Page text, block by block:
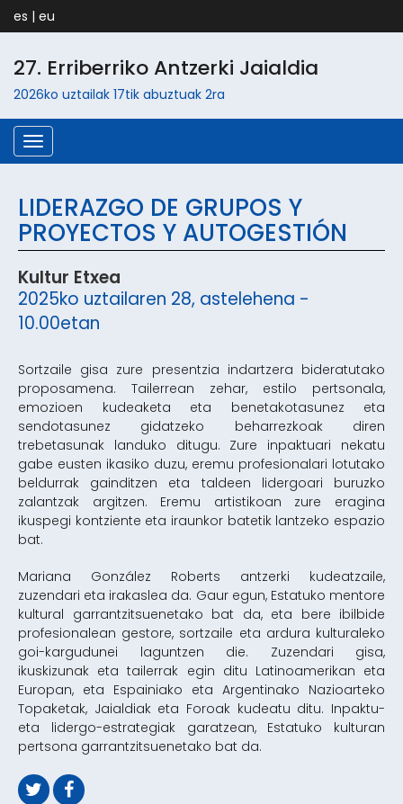
es | eu
27. Erriberriko Antzerki Jaialdia
2026ko uztailak 17tik abuztuak 2ra
Menú
LIDERAZGO DE GRUPOS Y
PROYECTOS Y AUTOGESTIÓN
Kultur Etxea
2025ko uztailaren 28, astelehena -
10.00etan
Sortzaile gisa zure presentzia indartzera bideratutako
proposamena. Tailerrean zehar, estilo pertsonala,
emozioen kudeaketa eta benetakotasunez eta
sendotasunez gidatzeko beharrezkoak diren
trebetasunak landuko ditugu. Zure inpaktuari nekatu
gabe eusten ikasiko duzu, eremu profesionalari lotutako
beldurrak gainditzen eta taldeen lidergoari buruzko
zalantzak argitzen. Eremu artistikoan zure eragina
ikuspegi kontziente eta iraunkor batetik lantzeko espazio
bat.
Mariana González Roberts antzerki kudeatzaile,
zuzendari eta irakaslea da. Gaur egun, Estatuko mentore
kultural garrantzitsuenetako bat da, eta bere ibilbide
profesionalean gestore, sortzaile eta ardura kulturaleko
goi-kargudunei laguntzen die. Zuzendari gisa,
ikuskizunak eta tailerrak egin ditu Latinoamerikan eta
Europan, eta Espainiako eta Argentinako Nazioarteko
Topaketak, Jaialdiak eta Foroak kudeatu ditu. Inpaktu-
eta lidergo-estrategiak garatzean, Estatuko kulturan
pertsona garrantzitsuenetako bat da.